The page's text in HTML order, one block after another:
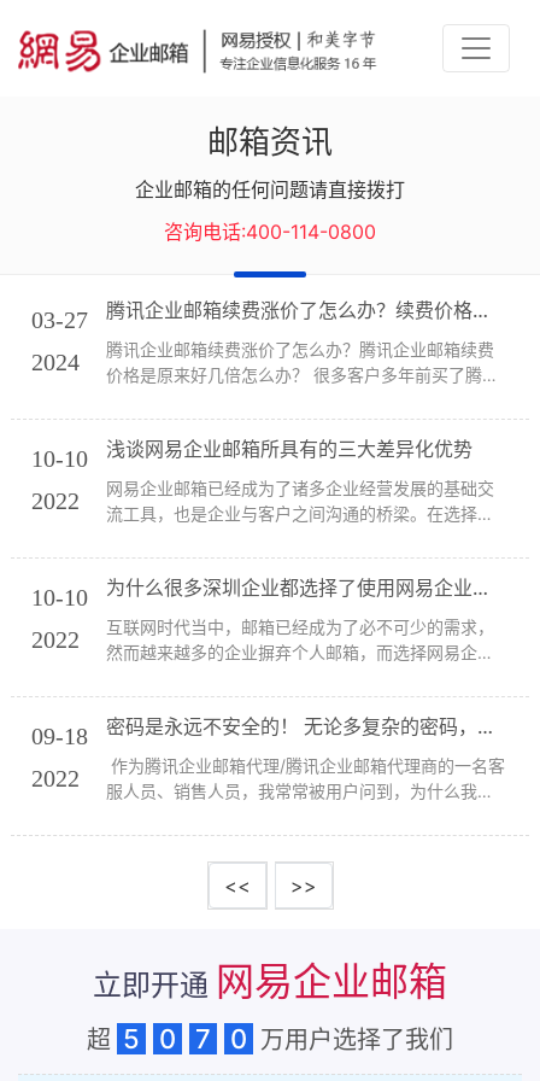
邮箱资讯
企业邮箱的任何问题请直接拨打
咨询电话:400-114-0800
03-27
2024
腾讯企业邮箱续费涨价了怎么办？续费价格是原来好几倍怎么办？
腾讯企业邮箱续费涨价了怎么办？腾讯企业邮箱续费
价格是原来好几倍怎么办？ 很多客户多年前买了腾讯
他优惠折扣，今年到期续费时，腾讯企业邮箱代理商/
经销商告知，现在只能厂商原价续费。客户自己...
10-10
2022
浅谈网易企业邮箱所具有的三大差异化优势
网易企业邮箱已经成为了诸多企业经营发展的基础交
流工具，也是企业与客户之间沟通的桥梁。在选择企
因为旗下企业邮箱所具备的三大优势。 基础功能更全
面 网易企业邮箱所具备的基础功能是比较全...
10-10
2022
为什么很多深圳企业都选择了使用网易企业邮箱？
互联网时代当中，邮箱已经成为了必不可少的需求，
然而越来越多的企业摒弃个人邮箱，而选择网易企业
下来就一起来探究一下。 无限容量满足企业需求 对于
企业来说，企业邮箱是与客户之间往来的必...
09-18
2022
密码是永远不安全的！ 无论多复杂的密码，它还是不安全的！
作为腾讯企业邮箱代理/腾讯企业邮箱代理商的一名客
服人员、销售人员，我常常被用户问到，为什么我用
定？为什么要手机验证码登录？为什么要开启客户端
专用密码？我只想安安静静简简单单地使用个邮箱，
<< >>
立即开通 网易企业邮箱
超 5 0 7 0 万用户选择了我们